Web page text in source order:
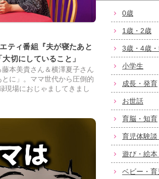
ティ番組『夫が寝たあと
切にしていること」
本美貴さん＆横澤夏子さん
に」。ママ世代から圧倒的
現場におじゃましてきまし
0歳
1歳・2歳
3歳・4歳
小学生
成長・発育
お世話
育脳・知育
育児体験
遊び・絵
ベビー・